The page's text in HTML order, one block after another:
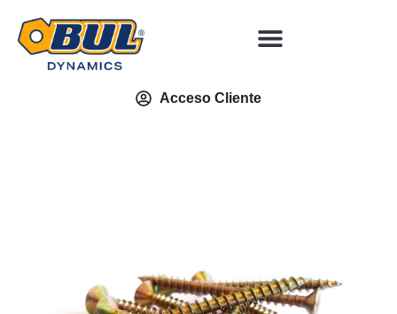
Acceso Cliente